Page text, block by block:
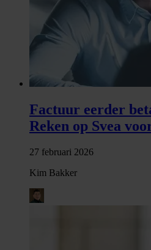
Factuur eerder
Reken op Svea
27 februari 2026
Kim Bakker